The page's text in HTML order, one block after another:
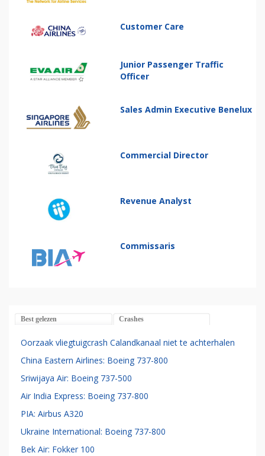
Customer Care
Junior Passenger Traffic
Officer
Sales Admin Executive Benelux
Commercial Director
Revenue Analyst
Commissaris
Best gelezen Crashes
Oorzaak vliegtuigcrash Calandkanaal niet te achterhalen
China Eastern Airlines: Boeing 737-800
Sriwijaya Air: Boeing 737-500
Air India Express: Boeing 737-800
PIA: Airbus A320
Ukraine International: Boeing 737-800
Bek Air: Fokker 100